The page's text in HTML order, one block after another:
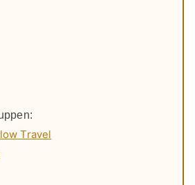
Travel